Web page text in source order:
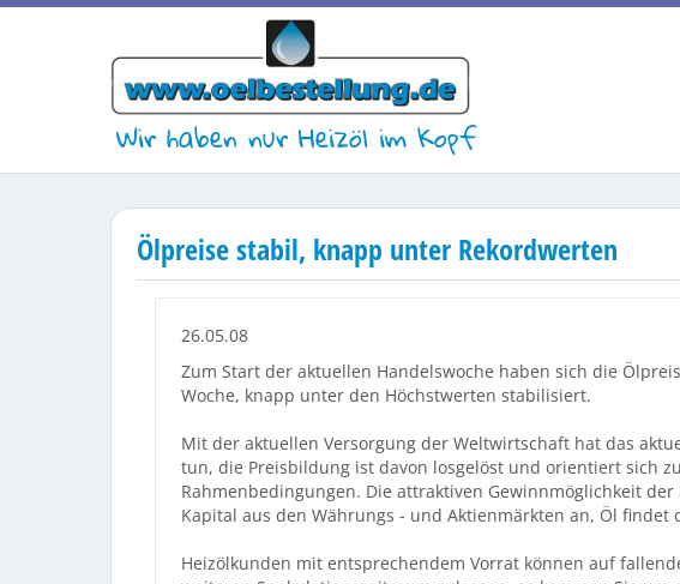
Wir haben nur Heizöl im Kopf
Ölpreise stabil, knapp unter Rekordwerten
26.05.08
Zum Start der aktuellen Handelswoche haben sich die
Woche, knapp unter den Höchstwerten stabilisiert.
Mit der aktuellen Versorgung der Weltwirtschaft hat das
tun, die Preisbildung ist davon losgelöst und orientiert sich
Rahmenbedingungen. Die attraktiven Gewinnmöglichkeit
Kapital aus den Währungs - und Aktienmärkten an, Öl
Heizölkunden mit entsprechendem Vorrat können auf